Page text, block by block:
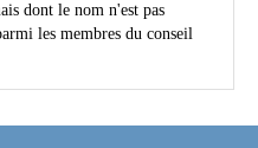
dont le nom n'est pas
les membres du conseil